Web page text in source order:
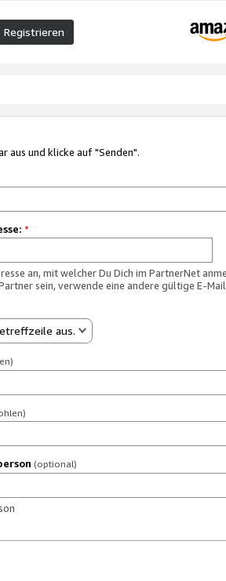
Registrieren
aus und klicke auf "Senden".
*
an, mit welcher Du Dich im PartnerNet
sein, verwende eine andere gültige E-
aus.
(optional)